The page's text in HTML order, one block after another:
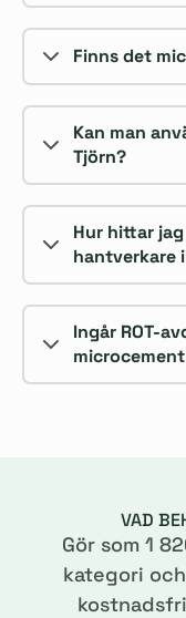
Finns det
Kan man
Tjörn?
Hur hittar
hantverkare
Ingår ROT-
VAD
Gör som 1
kategori